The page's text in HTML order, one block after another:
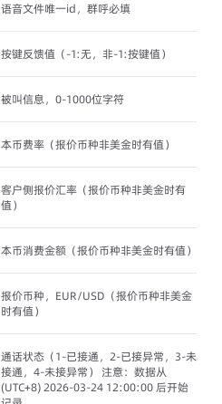
语音文件唯一id，群呼必填
按键反馈值（-1:无，非-1:按键值）
被叫信息，0-1000位字符
本币费率（报价币种非美金时有值）
客户侧报价汇率（报价币种非美金时有
值）
本币消费金额（报价币种非美金时有值）
报价币种，EUR/USD（报价币种非美金
时有值）
通话状态（1-已接通，2-已接异常，3-未
接通，4-未接异常） 注意：数据从
(UTC+8) 2026-03-24 12:00:00 后开始